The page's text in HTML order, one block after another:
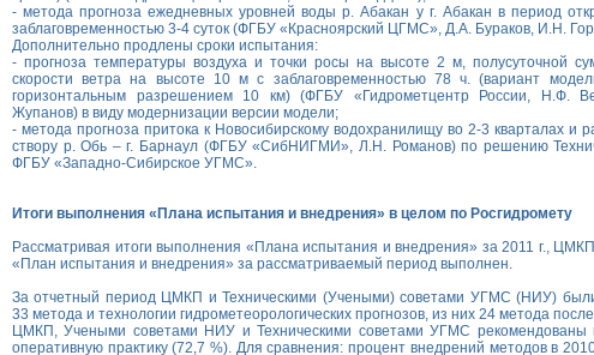
- метода прогноза ежедневных уровней воды р. Абакан у г. Абакан в период
заблаговременностью 3-4 суток (ФГБУ «Красноярский ЦГМС», Д.А. Бураков, И.Н.
Дополнительно продлены сроки испытания:
- прогноза температуры воздуха и точки росы на высоте 2 м, полусуточной
скорости ветра на высоте 10 м с заблаговременностью 78 ч. (вариант
горизонтальным разрешением 10 км) (ФГБУ «Гидрометцентр России, Н.Ф.
Жупанов) в виду модернизации версии модели;
- метода прогноза притока к Новосибирскому водохранилищу во 2-3 кварталах и
створу р. Обь – г. Барнаул (ФГБУ «СибНИГМИ», Л.Н. Романов) по решению
ФГБУ «Западно-Сибирское УГМС».
Итоги выполнения «Плана испытания и внедрения» в целом по Росгидромету
Рассматривая итоги выполнения «Плана испытания и внедрения» за 2011 г.,
«План испытания и внедрения» за рассматриваемый период выполнен.
За отчетный период ЦМКП и Техническими (Учеными) советами УГМС (НИУ)
33 метода и технологии гидрометеорологических прогнозов, из них 24 метода
ЦМКП, Учеными советами НИУ и Техническими советами УГМС рекомендованы
оперативную практику (72,7 %). Для сравнения: процент внедрений методов в